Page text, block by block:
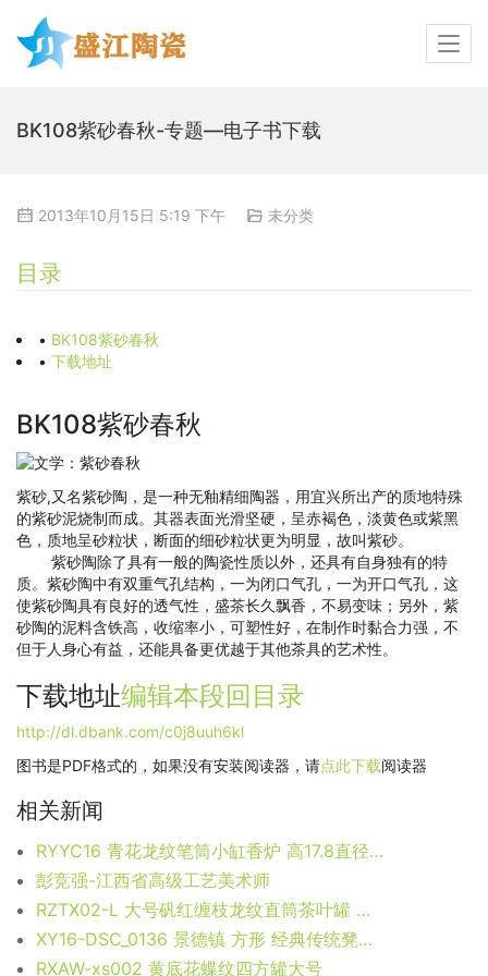
BK108紫砂春秋-专题—电子书下载
2013年10月15日 5:19 下午 未分类
目录
• BK108紫砂春秋
• 下载地址
BK108紫砂春秋
紫砂,又名紫砂陶，是一种无釉精细陶器，用宜兴所出产的质地特殊
的紫砂泥烧制而成。其器表面光滑坚硬，呈赤褐色，淡黄色或紫黑
色，质地呈砂粒状，断面的细砂粒状更为明显，故叫紫砂。
紫砂陶除了具有一般的陶瓷性质以外，还具有自身独有的特
质。紫砂陶中有双重气孔结构，一为闭口气孔，一为开口气孔，这
使紫砂陶具有良好的透气性，盛茶长久飘香，不易变味；另外，紫
砂陶的泥料含铁高，收缩率小，可塑性好，在制作时黏合力强，不
但于人身心有益，还能具备更优越于其他茶具的艺术性。
下载地址编辑本段回目录
http://dl.dbank.com/c0j8uuh6kl
图书是PDF格式的，如果没有安装阅读器，请点此下载阅读器
相关新闻
RYYC16 青花龙纹笔筒小缸香炉 高17.8直径20.3底径17重量3.35KG
彭竞强-江西省高级工艺美术师
RZTX02-L 大号矾红缠枝龙纹直筒茶叶罐 高：44直径：27口径：底径：25重量：9.1KG
XY16-DSC_0136 景德镇 方形 经典传统凳大理石水墨纹路效果中高温陶瓷色釉瓷墩厂家直销
RXAW-xs002 黄底花蝶纹四方罐大号